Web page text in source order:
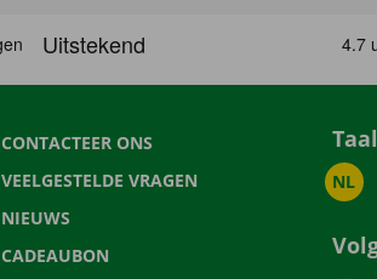
CONTACTEER ONS
VEELGESTELDE VRAGEN
NIEUWS
CADEAUBON
NL